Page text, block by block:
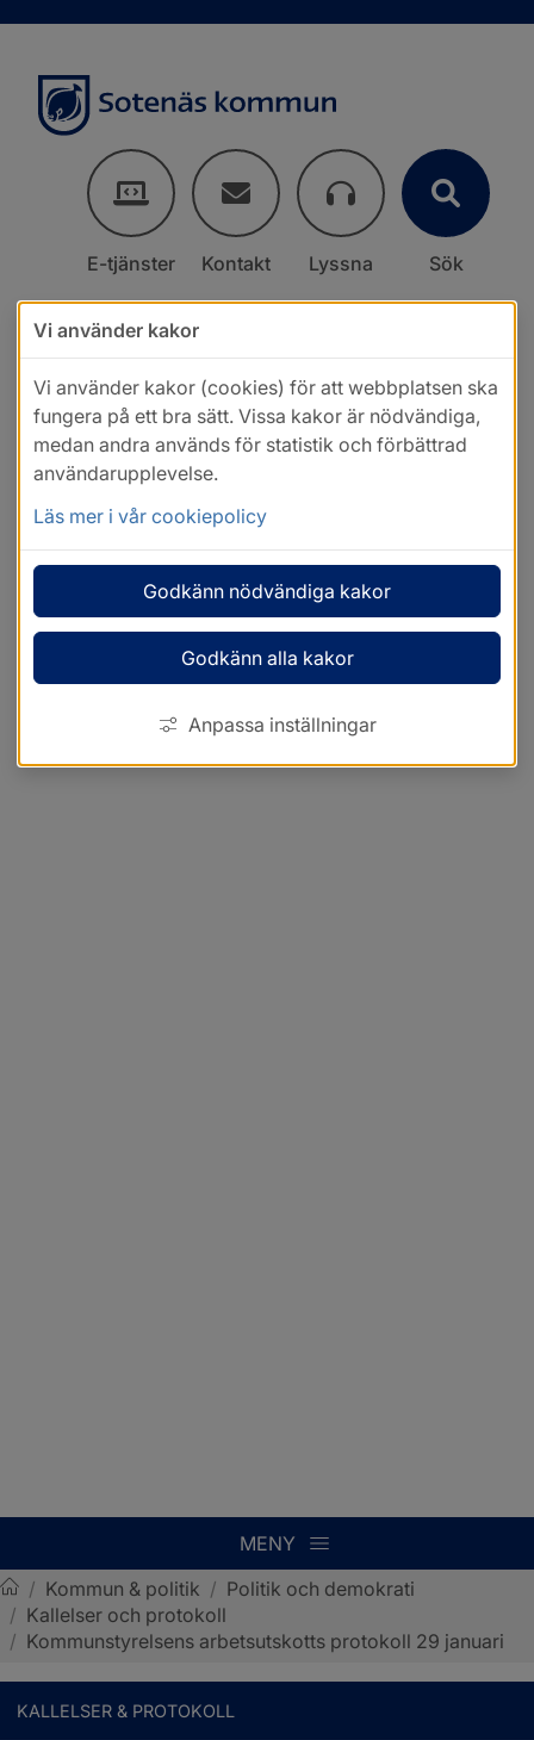
E-tjänster Kontakt Lyssna Sök
MENY
Sotenäs kommun
/ Kommun & politik / Politik och demokrati
/ Kallelser och protokoll
/ Kommunstyrelsens arbetsutskotts protokoll 29 januari
KALLELSER & PROTOKOLL
Vi använder kakor
Vi använder kakor (cookies) för att webbplatsen ska
fungera på ett bra sätt. Vissa kakor är nödvändiga,
medan andra används för statistik och förbättrad
användarupplevelse.
Läs mer i vår cookiepolicy
Godkänn nödvändiga kakor
Godkänn alla kakor
Anpassa inställningar